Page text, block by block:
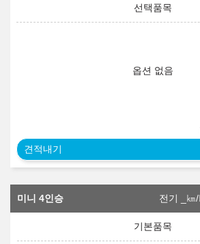
옵션 없음
견적내기
미니 4인승 전기 _ ㎞